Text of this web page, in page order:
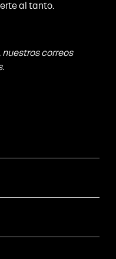
al tanto.
correos